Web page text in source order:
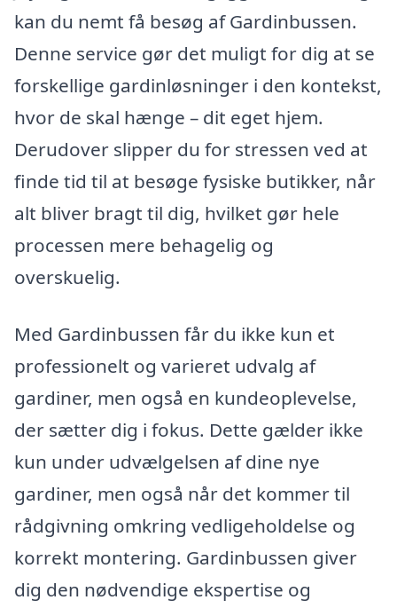
kan du nemt få besøg af Gardinbussen.
Denne service gør det muligt for dig at se
forskellige gardinløsninger i den kontekst,
hvor de skal hænge – dit eget hjem.
Derudover slipper du for stressen ved at
finde tid til at besøge fysiske butikker, når
alt bliver bragt til dig, hvilket gør hele
processen mere behagelig og
overskuelig.
Med Gardinbussen får du ikke kun et
professionelt og varieret udvalg af
gardiner, men også en kundeoplevelse,
der sætter dig i fokus. Dette gælder ikke
kun under udvælgelsen af dine nye
gardiner, men også når det kommer til
rådgivning omkring vedligeholdelse og
korrekt montering. Gardinbussen giver
dig den nødvendige ekspertise og